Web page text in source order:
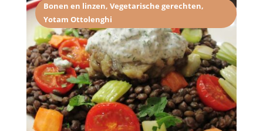
Bonen en linzen, Vegetarische gerechten,
Yotam Ottolenghi